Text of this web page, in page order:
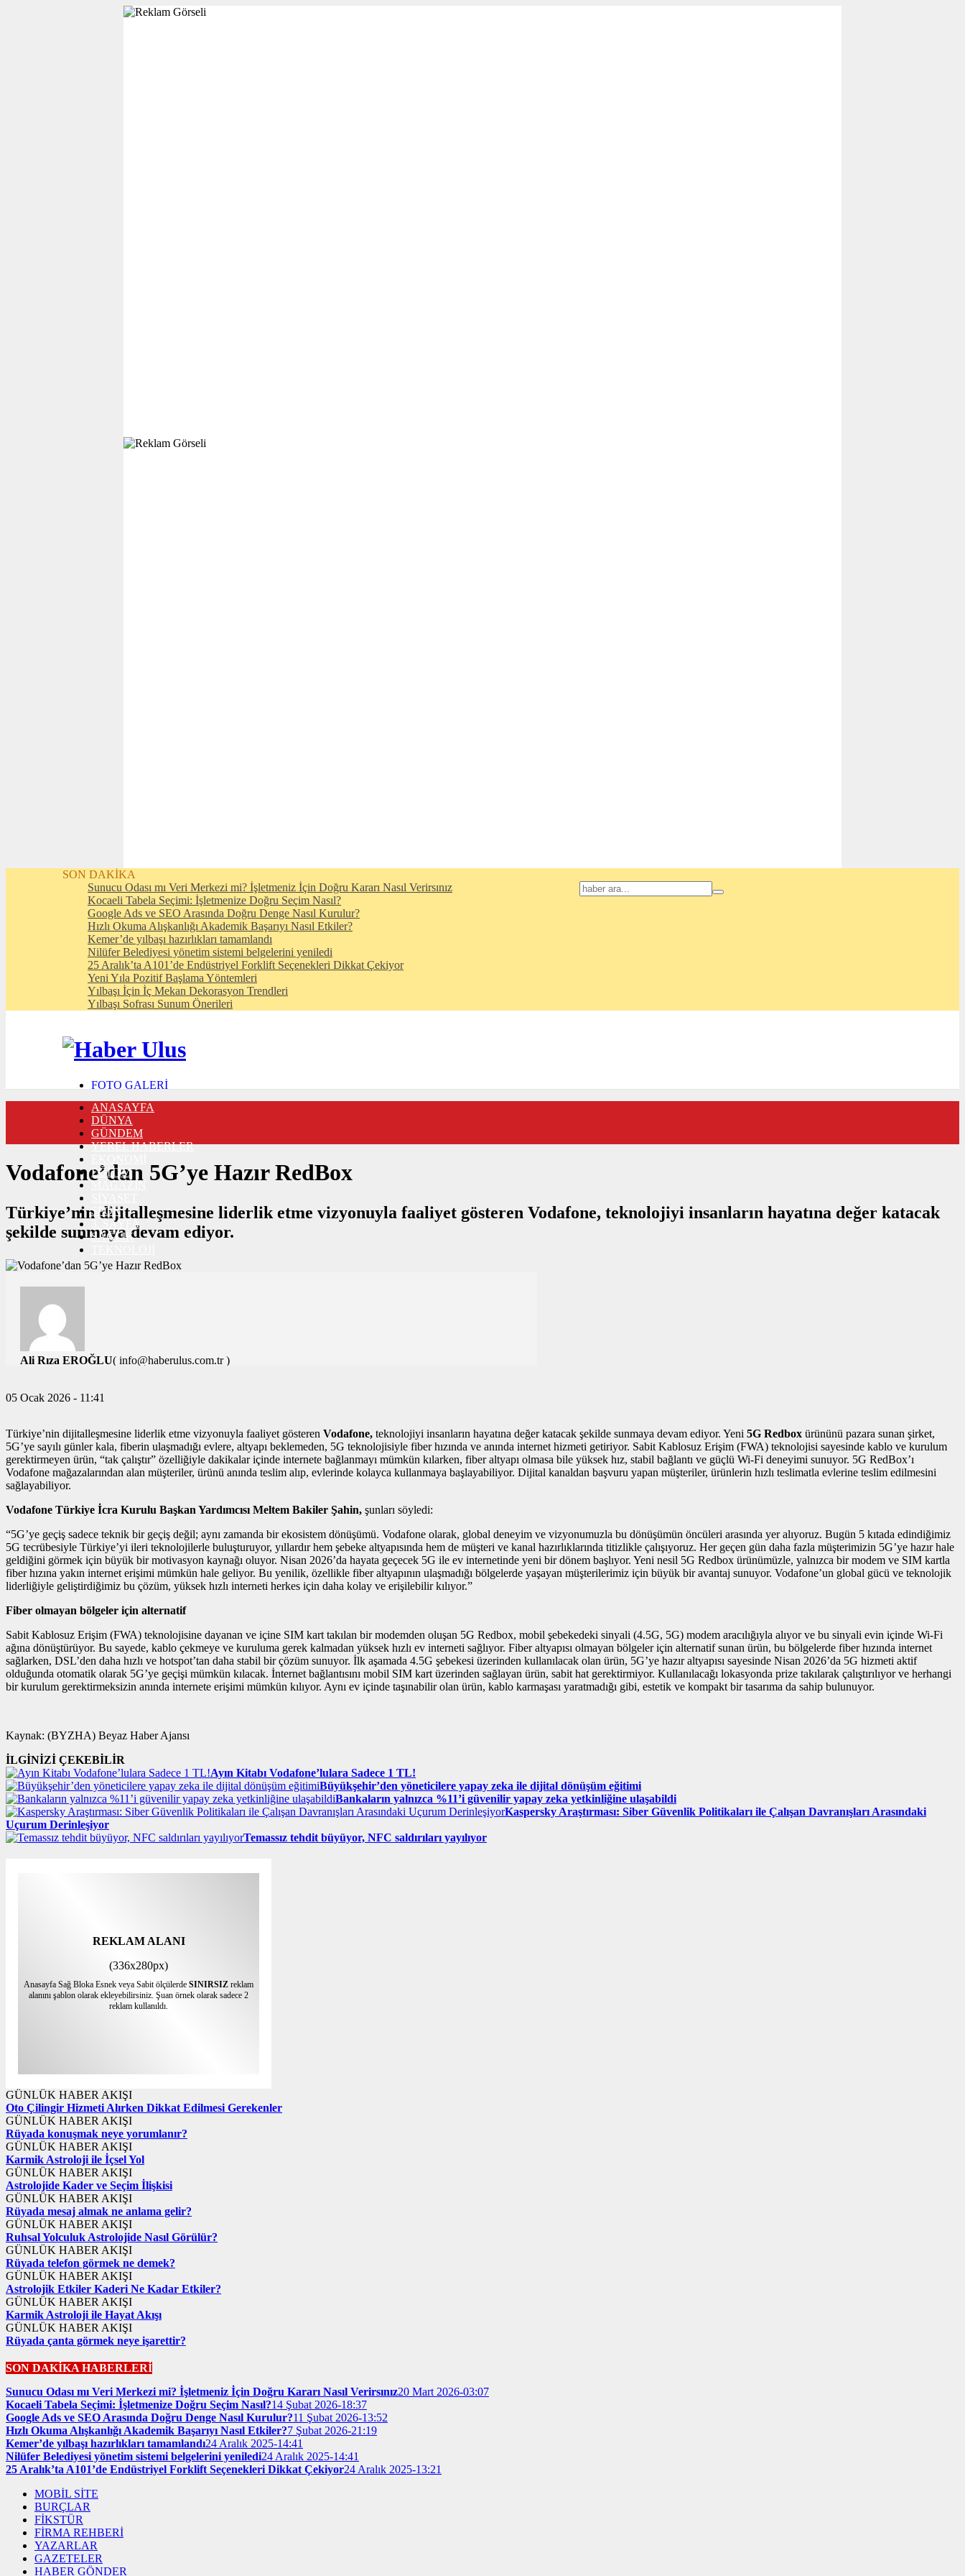
SON DAKİKA
Sunucu Odası mı Veri Merkezi mi? İşletmeniz İçin Doğru Kararı Nasıl Verirsınız
Kocaeli Tabela Seçimi: İşletmenize Doğru Seçim Nasıl?
Google Ads ve SEO Arasında Doğru Denge Nasıl Kurulur?
Hızlı Okuma Alışkanlığı Akademik Başarıyı Nasıl Etkiler?
Kemer’de yılbaşı hazırlıkları tamamlandı
Nilüfer Belediyesi yönetim sistemi belgelerini yeniledi
25 Aralık’ta A101’de Endüstriyel Forklift Seçenekleri Dikkat Çekiyor
Yeni Yıla Pozitif Başlama Yöntemleri
Yılbaşı İçin İç Mekan Dekorasyon Trendleri
Yılbaşı Sofrası Sunum Önerileri
FOTO GALERİ
TRAFİK DURUMU
NÖBETÇİ ECZANELER
CANLI SONUÇLAR
BURÇLAR
İLETİŞİM
ANASAYFA
DÜNYA
GÜNDEM
YEREL HABERLER
EĞİTİM
SPOR
3. SAYFA
SAĞLIK
Vodafone’dan 5G’ye Hazır RedBox
Türkiye’nin dijitalleşmesine liderlik etme vizyonuyla faaliyet gösteren Vodafone, teknolojiyi insanların hayatına değer katacak
şekilde sunmaya devam ediyor.
Ali Rıza EROĞLU( info@haberulus.com.tr )
05 Ocak 2026 - 11:41
Türkiye’nin dijitalleşmesine liderlik etme vizyonuyla faaliyet gösteren Vodafone, teknolojiyi insanların hayatına değer katacak şekilde sunmaya devam ediyor. Yeni 5G Redbox ürününü pazara sunan şirket,
5G’ye sayılı günler kala, fiberin ulaşmadığı evlere, altyapı beklemeden, 5G teknolojisiyle fiber hızında ve anında internet hizmeti getiriyor. Sabit Kablosuz Erişim (FWA) teknolojisi sayesinde kablo ve kurulum
gerektirmeyen ürün, “tak çalıştır” özelliğiyle dakikalar içinde internete bağlanmayı mümkün kılarken, fiber altyapı olmasa bile yüksek hız, stabil bağlantı ve güçlü Wi-Fi deneyimi sunuyor. 5G RedBox’ı
Vodafone mağazalarından alan müşteriler, ürünü anında teslim alıp, evlerinde kolayca kullanmaya başlayabiliyor. Dijital kanaldan başvuru yapan müşteriler, ürünlerin hızlı teslimatla evlerine teslim edilmesini
sağlayabiliyor.
Vodafone Türkiye İcra Kurulu Başkan Yardımcısı Meltem Bakiler Şahin, şunları söyledi:
“5G’ye geçiş sadece teknik bir geçiş değil; aynı zamanda bir ekosistem dönüşümü. Vodafone olarak, global deneyim ve vizyonumuzla bu dönüşümün öncüleri arasında yer alıyoruz. Bugün 5 kıtada edindiğimiz
5G tecrübesiyle Türkiye’yi ileri teknolojilerle buluşturuyor, yıllardır hem şebeke altyapısında hem de müşteri ve kanal hazırlıklarında titizlikle çalışıyoruz. Her geçen gün daha fazla müşterimizin 5G’ye hazır hale
geldiğini görmek için büyük bir motivasyon kaynağı oluyor. Nisan 2026’da hayata geçecek 5G ile ev internetinde yeni bir dönem başlıyor. Yeni nesil 5G Redbox ürünümüzle, yalnızca bir modem ve SIM kartla
fiber hızına yakın internet erişimi mümkün hale geliyor. Bu yenilik, özellikle fiber altyapının ulaşmadığı bölgelerde yaşayan müşterilerimiz için büyük bir avantaj sunuyor. Vodafone’un global gücü ve teknolojik
liderliğiyle geliştirdiğimiz bu çözüm, yüksek hızlı interneti herkes için daha kolay ve erişilebilir kılıyor.”
Fiber olmayan bölgeler için alternatif
Sabit Kablosuz Erişim (FWA) teknolojisine dayanan ve içine SIM kart takılan bir modemden oluşan 5G Redbox, mobil şebekedeki sinyali (4.5G, 5G) modem aracılığıyla alıyor ve bu sinyali evin içinde Wi-Fi
ağına dönüştürüyor. Bu sayede, kablo çekmeye ve kuruluma gerek kalmadan yüksek hızlı ev interneti sağlıyor. Fiber altyapısı olmayan bölgeler için alternatif sunan ürün, bu bölgelerde fiber hızında internet
sağlarken, DSL’den daha hızlı ve hotspot’tan daha stabil bir çözüm sunuyor. İlk aşamada 4.5G şebekesi üzerinden kullanılacak olan ürün, 5G’ye hazır altyapısı sayesinde Nisan 2026’da 5G hizmeti aktif
olduğunda otomatik olarak 5G’ye geçişi mümkün kılacak. İnternet bağlantısını mobil SIM kart üzerinden sağlayan ürün, sabit hat gerektirmiyor. Kullanılacağı lokasyonda prize takılarak çalıştırılıyor ve herhangi
bir kurulum gerektirmeksizin anında internete erişimi mümkün kılıyor. Aynı ev içinde taşınabilir olan ürün, kablo karmaşası yaratmadığı gibi, estetik ve kompakt bir tasarıma da sahip bulunuyor.
Kaynak: (BYZHA) Beyaz Haber Ajansı
İLGİNİZİ ÇEKEBİLİR
Ayın Kitabı Vodafone’lulara Sadece 1 TL!
Büyükşehir’den yöneticilere yapay zeka ile dijital dönüşüm eğitimi
Bankaların yalnızca %11’i güvenilir yapay zeka yetkinliğine ulaşabildi
Kaspersky Araştırması: Siber Güvenlik Politikaları ile Çalışan Davranışları Arasındaki
Uçurum Derinleşiyor
Temassız tehdit büyüyor, NFC saldırıları yayılıyor
REKLAM ALANI
(336x280px)
Anasayfa Sağ Bloka Esnek veya Sabit ölçülerde SINIRSIZ reklam
alanını şablon olarak ekleyebilirsiniz. Şuan örnek olarak sadece 2
reklam kullanıldı.
GÜNLÜK HABER AKIŞI
Oto Çilingir Hizmeti Alırken Dikkat Edilmesi Gerekenler
GÜNLÜK HABER AKIŞI
Rüyada konuşmak neye yorumlanır?
GÜNLÜK HABER AKIŞI
Karmik Astroloji ile İçsel Yol
GÜNLÜK HABER AKIŞI
Astrolojide Kader ve Seçim İlişkisi
GÜNLÜK HABER AKIŞI
Rüyada mesaj almak ne anlama gelir?
GÜNLÜK HABER AKIŞI
Ruhsal Yolculuk Astrolojide Nasıl Görülür?
GÜNLÜK HABER AKIŞI
Rüyada telefon görmek ne demek?
GÜNLÜK HABER AKIŞI
Astrolojik Etkiler Kaderi Ne Kadar Etkiler?
GÜNLÜK HABER AKIŞI
Karmik Astroloji ile Hayat Akışı
GÜNLÜK HABER AKIŞI
Rüyada çanta görmek neye işarettir?
SON DAKİKA HABERLERİ
Sunucu Odası mı Veri Merkezi mi? İşletmeniz İçin Doğru Kararı Nasıl Verirsınız20 Mart 2026-03:07
Kocaeli Tabela Seçimi: İşletmenize Doğru Seçim Nasıl?14 Şubat 2026-18:37
Google Ads ve SEO Arasında Doğru Denge Nasıl Kurulur?11 Şubat 2026-13:52
Hızlı Okuma Alışkanlığı Akademik Başarıyı Nasıl Etkiler?7 Şubat 2026-21:19
Kemer’de yılbaşı hazırlıkları tamamlandı24 Aralık 2025-14:41
Nilüfer Belediyesi yönetim sistemi belgelerini yeniledi24 Aralık 2025-14:41
25 Aralık’ta A101’de Endüstriyel Forklift Seçenekleri Dikkat Çekiyor24 Aralık 2025-13:21
MOBİL SİTE
BURÇLAR
FİKSTÜR
FİRMA REHBERİ
YAZARLAR
GAZETELER
HABER GÖNDER